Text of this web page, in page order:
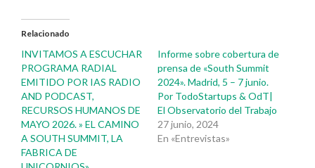
Relacionado
INVITAMOS A ESCUCHAR
PROGRAMA RADIAL
EMITIDO POR IAS RADIO
AND PODCAST,
RECURSOS HUMANOS DE
MAYO 2026. » EL CAMINO
A SOUTH SUMMIT, LA
FABRICA DE
Informe sobre cobertura de
prensa de «South Summit
2024». Madrid, 5 – 7 junio.
Por TodoStartups & OdT|
El Observatorio del Trabajo
27 junio, 2024
En «Entrevistas»